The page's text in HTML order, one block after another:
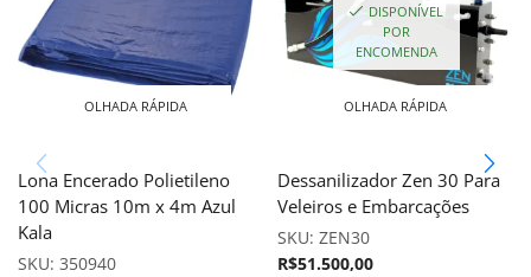
OLHADA RÁPIDA
Lona Encerado Polietileno
100 Micras 10m x 4m Azul
Kala
SKU: 350940
DISPONÍVEL
POR
ENCOMENDA
OLHADA RÁPIDA
Dessanilizador Zen 30 Para
Veleiros e Embarcações
SKU: ZEN30
R$51.500,00